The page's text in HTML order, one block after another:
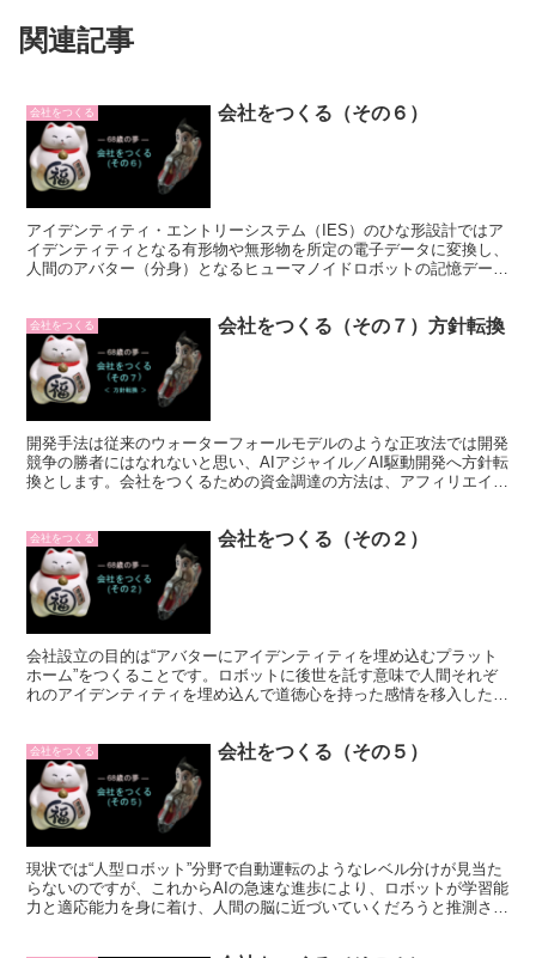
関連記事
会社をつくる 会社をつくる（その６）
アイデンティティ・エントリーシステム（IES）のひな形設計ではア
イデンティティとなる有形物や無形物を所定の電子データに変換し、
人間のアバター（分身）となるヒューマノイドロボットの記憶データ
会社をつくる 会社をつくる（その７）方針転換
開発手法は従来のウォーターフォールモデルのような正攻法では開発
競争の勝者にはなれないと思い、AIアジャイル／AI駆動開発へ方針転
換とします。会社をつくるための資金調達の方法は、アフィリエイト
会社をつくる 会社をつくる（その２）
会社設立の目的は“アバターにアイデンティティを埋め込むプラット
ホーム”をつくることです。ロボットに後世を託す意味で人間それぞ
れのアイデンティティを埋め込んで道徳心を持った感情を移入した
会社をつくる 会社をつくる（その５）
現状では“人型ロボット”分野で自動運転のようなレベル分けが見当た
らないのですが、これからAIの急速な進歩により、ロボットが学習能
力と適応能力を身に着け、人間の脳に近づいていくだろうと推測され